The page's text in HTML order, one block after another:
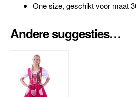
One size, geschikt voor maat
Andere suggesties…